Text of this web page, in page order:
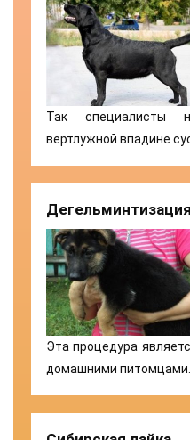
Так специалисты
вертлужной впадине
Эта процедура
домашними питомцами.